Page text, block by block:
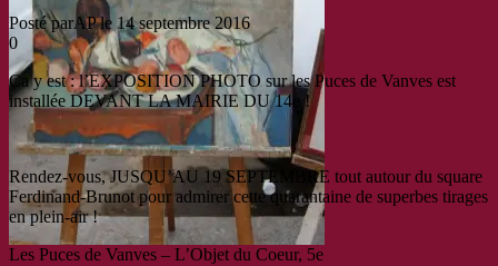
Les Puces de Vanves – L’Objet du Coeur, 5e
Posté parAPle 14 septembre 2016
0
Ca y est : l’EXPOSITION PHOTO sur les Puces de Vanves est
installée DEVANT LA MAIRIE DU 14e !
Rendez-vous, JUSQU’AU 19 SEPTEMBRE tout autour du square
Ferdinand-Brunot pour admirer cette quarantaine de superbes tirages
en plein-air !